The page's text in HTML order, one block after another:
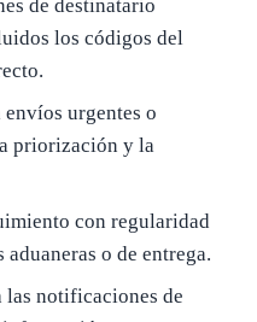
de destinatario
los códigos del
urgentes o
priorización y la
con regularidad
o de entrega.
las notificaciones de